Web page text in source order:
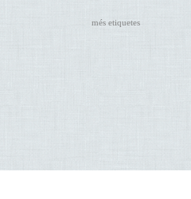
més etiquetes